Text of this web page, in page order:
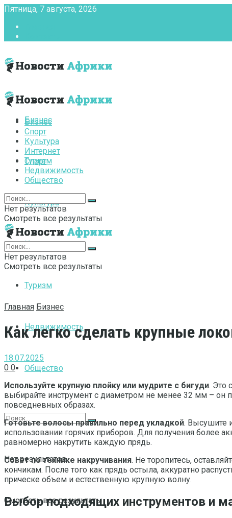
Пятница, 7 августа, 2026
Бизнес
Спорт
Культура
Интернет
Туризм
Недвижимость
Общество
Нет результатов
Смотреть все результаты
Бизнес
Спорт
Культура
Интернет
Туризм
Недвижимость
Общество
Нет результатов
Смотреть все результаты
Нет результатов
Смотреть все результаты
Главная Бизнес
Как легко сделать крупные
18.07.2025
0 0
Используйте крупную плойку или мудрите с бигуди. Это
выбирайте инструмент с диаметром не менее 32 мм – он
повседневных образах.
Готовьте волосы правильно перед укладкой. Высушите
использовании горячих приборов. Для получения более
равномерно накрутить каждую прядь.
Совет по технике накручивания. Не торопитесь,
кончикам. После того как прядь остыла, аккуратно
прическе объем и естественную крупную волну.
Выбор подходящих инструментов и